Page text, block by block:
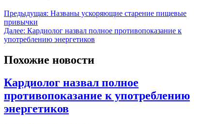
Предыдущая: Названы ускоряющие старение пищевые
привычки
Далее: Кардиолог назвал полное противопоказание к
употреблению энергетиков
Похожие новости
Кардиолог назвал полное
противопоказание к употреблению
энергетиков